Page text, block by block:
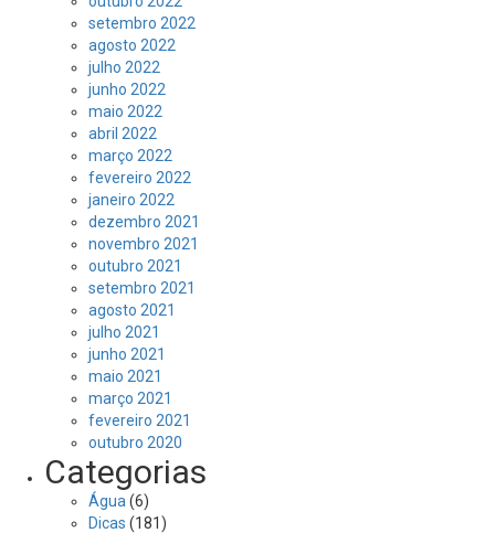
setembro 2022
agosto 2022
julho 2022
junho 2022
maio 2022
abril 2022
março 2022
fevereiro 2022
janeiro 2022
dezembro 2021
novembro 2021
outubro 2021
setembro 2021
agosto 2021
julho 2021
junho 2021
maio 2021
março 2021
fevereiro 2021
outubro 2020
Categorias
Água (6)
Dicas (181)